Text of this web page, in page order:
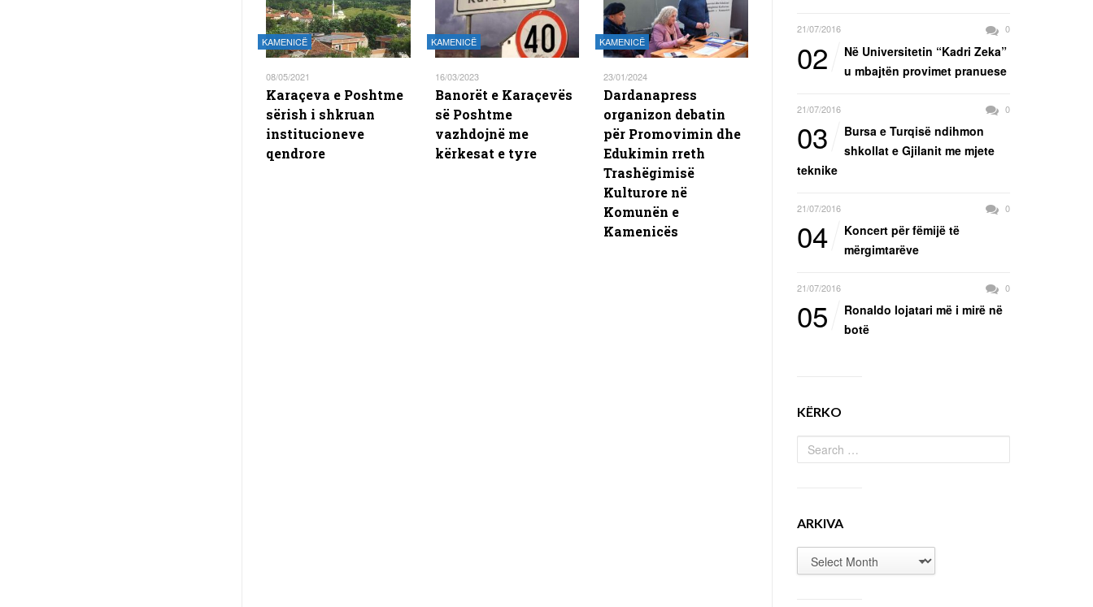
KAMENICË
08/05/2021
Karaçeva e Poshtme
sërish i shkruan
institucioneve
qendrore
KAMENICË
16/03/2023
Banorët e Karaçevës
së Poshtme
vazhdojnë me
kërkesat e tyre
KAMENICË
23/01/2024
Dardanapress
organizon debatin
për Promovimin dhe
Edukimin rreth
Trashëgimisë
Kulturore në
Komunën e
Kamenicës
21/07/2016 0
02
Në Universitetin “Kadri Zeka”
u mbajtën provimet pranuese
21/07/2016 0
03
Bursa e Turqisë ndihmon
shkollat e Gjilanit me mjete
teknike
21/07/2016 0
04
Koncert për fëmijë të
mërgimtarëve
21/07/2016 0
05
Ronaldo lojatari më i mirë në
botë
KËRKO
ARKIVA